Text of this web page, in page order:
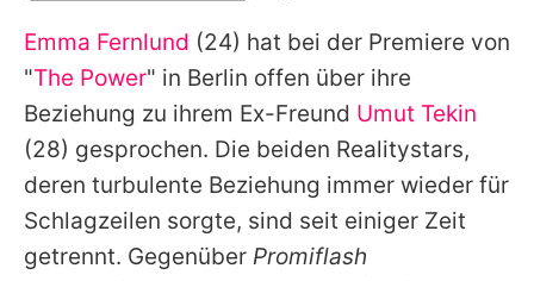
Alle Themen auf Promiflash
Jobs
App runterladen
Team
Redaktionelle Richtlinien
Emma Fernlund (24) hat bei der Premiere von
"The Power" in Berlin offen über ihre
Beziehung zu ihrem Ex-Freund Umut Tekin
(28) gesprochen. Die beiden Realitystars,
deren turbulente Beziehung immer wieder für
Schlagzeilen sorgte, sind seit einiger Zeit
getrennt. Gegenüber Promiflash